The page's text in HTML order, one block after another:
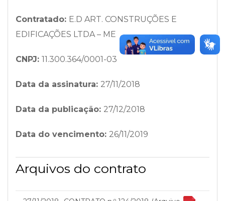
Contratado: E.D ART. CONSTRUÇÕES E
EDIFICAÇÕES LTDA – ME
CNPJ: 11.300.364/0001-03
Data da assinatura: 27/11/2018
Data da publicação: 27/12/2018
Data do vencimento: 26/11/2019
Arquivos do contrato